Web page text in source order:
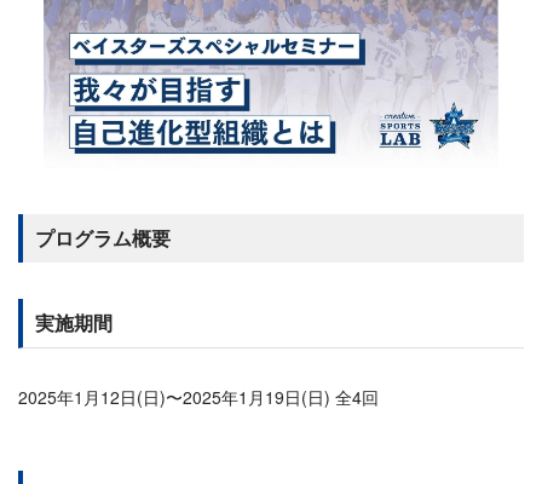
プログラム概要
実施期間
2025年1月12日(日)〜2025年1月19日(日) 全4回